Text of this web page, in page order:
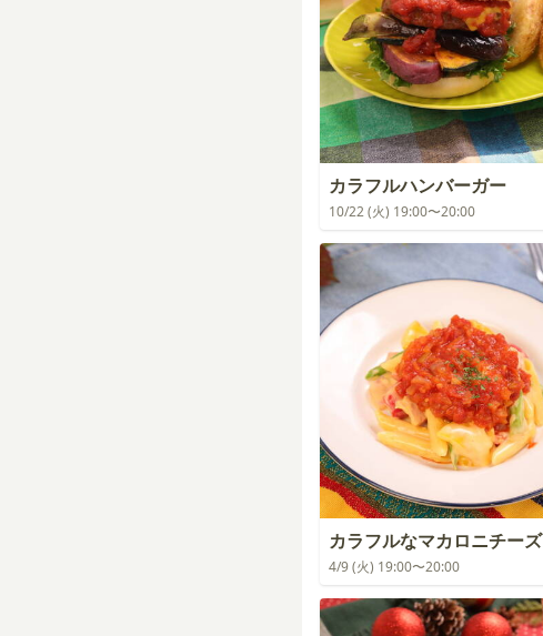
カラフルハンバーガー
10/22 (火) 19:00〜20:00
カラフルなマカロニチーズ
4/9 (火) 19:00〜20:00